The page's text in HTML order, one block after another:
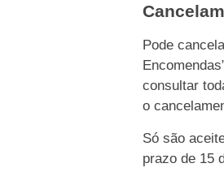
Pode
consultar
o
Só são
prazo de 15